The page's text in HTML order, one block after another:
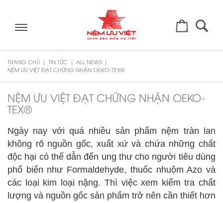
Toggle
TRANG CHỦ TIN TỨC
ALL NEWS
NỆM ƯU VIỆT ĐẠT CHỨNG NHẬN OEKO-TEX®
NỆM ƯU VIỆT ĐẠT CHỨNG NHẬN OEKO-
TEX®
Ngày nay với quá nhiều sản phẩm nệm tràn lan
không rõ nguồn gốc, xuất xứ và chứa những chất
độc hại có thể dẫn đến ung thư cho người tiêu dùng
phổ biến như Formaldehyde, thuốc nhuộm Azo và
các loại kim loại nặng. Thì việc xem kiểm tra chất
lượng và nguồn gốc sản phẩm trở nên cần thiết hơn